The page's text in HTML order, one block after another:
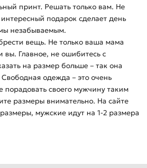
принт. Решать только вам. Не
подарок сделает день
незабываемым.
вещь. Не только ваша мама
вы. Главное, не ошибитесь с
на размер больше – так она
одежда – это очень
порадовать своего мужчину таким
размеры внимательно. На сайте
мужские идут на 1-2 размера